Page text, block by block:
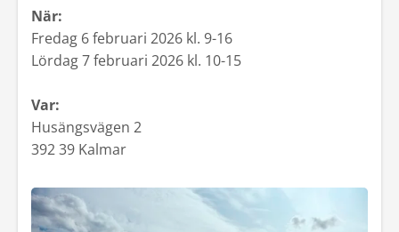
När:
Fredag 6 februari 2026 kl. 9-16
Lördag 7 februari 2026 kl. 10-15
Var:
Husängsvägen 2
392 39 Kalmar